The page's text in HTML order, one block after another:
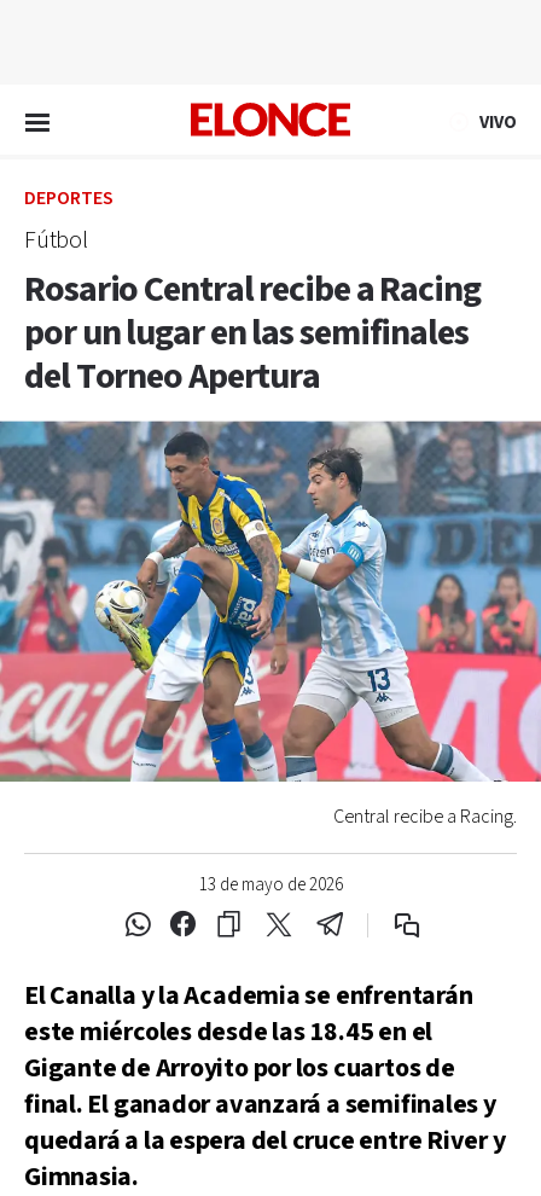
VIVO
DEPORTES
Fútbol
Rosario Central recibe a Racing
por un lugar en las semifinales
del Torneo Apertura
13 de mayo de 2026
Central recibe a Racing.
El Canalla y la Academia se enfrentarán
este miércoles desde las 18.45 en el
Gigante de Arroyito por los cuartos de
final. El ganador avanzará a semifinales y
quedará a la espera del cruce entre River y
Gimnasia.